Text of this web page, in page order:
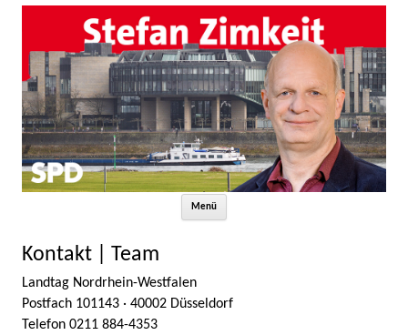
Menü
Kontakt | Team
Landtag Nordrhein-Westfalen
Postfach 101143 · 40002 Düsseldorf
Telefon 0211 884-4353